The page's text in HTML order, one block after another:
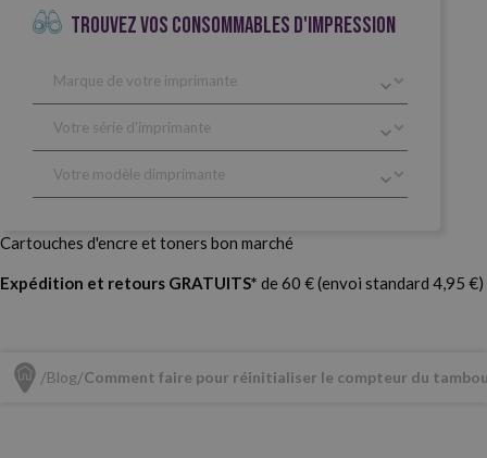
TROUVEZ VOS CONSOMMABLES D'IMPRESSION
Cartouches d'encre et toners bon marché
Expédition et retours GRATUITS* de 60 € (envoi standard 4,95 €)
Blog Comment faire pour réinitialiser le compteur du